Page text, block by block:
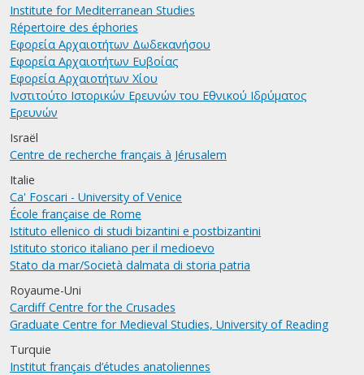
Institute for Mediterranean Studies
Répertoire des éphories
Εφορεία Αρχαιοτήτων Δωδεκανήσου
Εφορεία Αρχαιοτήτων Ευβοίας
Εφορεία Αρχαιοτήτων Χίου
Ινστιτούτο Ιστορικών Ερευνών του Εθνικού Ιδρύματος
Ερευνών
Israël
Centre de recherche français à Jérusalem
Italie
Ca' Foscari - University of Venice
École française de Rome
Istituto ellenico di studi bizantini e postbizantini
Istituto storico italiano per il medioevo
Stato da mar/Società dalmata di storia patria
Royaume-Uni
Cardiff Centre for the Crusades
Graduate Centre for Medieval Studies, University of Reading
Turquie
Institut français d’études anatoliennes